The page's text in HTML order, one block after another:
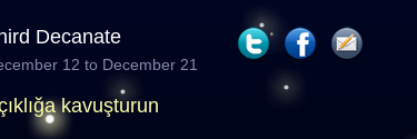
Decanate
12 to December 21
kavuşturun